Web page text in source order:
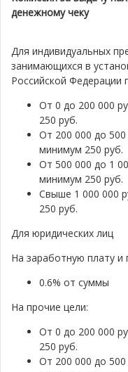
денежному чеку
Для индивидуальных
занимающихся в
Российской Федерации
От 0 до 200 000
250 руб.
От 200 000 до
минимум 250 руб.
От 500 000 до 1
минимум 250 руб.
Свыше 1 000 000
250 руб.
Для юридических лиц
На заработную плату и
0.6% от суммы
На прочие цели:
От 0 до 200 000
250 руб.
От 200 000 до